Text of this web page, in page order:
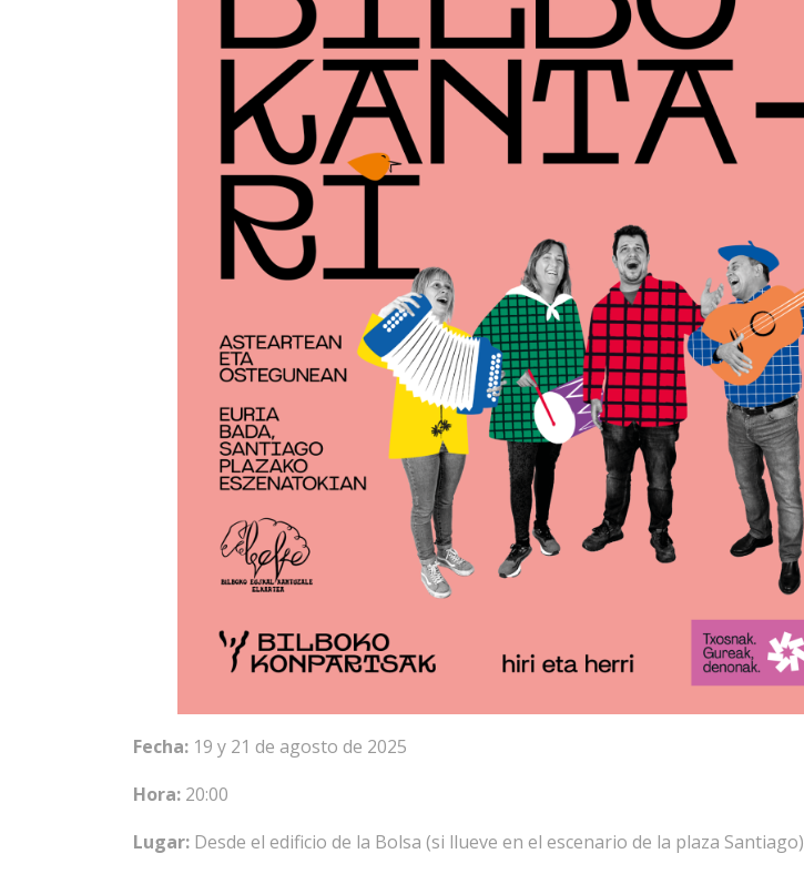
Fecha: 19 y 21 de agosto de 2025
Hora: 20:00
Lugar: Desde el edificio de la Bolsa (si llueve en el escenario de la plaza Santiago)